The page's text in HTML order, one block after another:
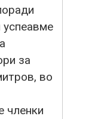
успеавме
за
во
членки